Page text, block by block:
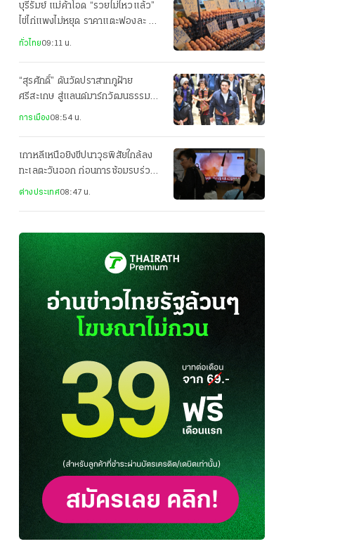
บุรีรัมย์ แม่ค้าโอด “รวยไม่ไหวแล้ว”
ไข่ไก่แพงไม่หยุด ราคาแตะฟองละ 4
บาท ต้นทุนพุ่ง
ทั่วไทย09:11 น.
“สุรศักดิ์” ดันวัดปราสาทภูฝ้าย
ศรีสะเกษ สู่แลนด์มาร์กวัฒนธรรม-
สายมู ชูสกายวอล์กภูเขาไฟโบราณ
การเมือง08:54 น.
เกาหลีเหนือยิงขีปนาวุธพิสัยใกล้ลง
ทะเลตะวันออก ก่อนการซ้อมรบร่วม
สหรัฐฯ-เกาหลีใต้
ต่างประเทศ08:47 น.